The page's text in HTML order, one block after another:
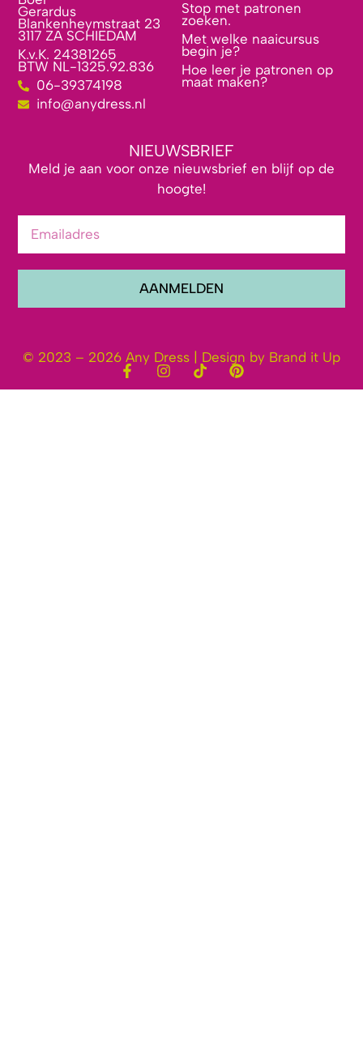
Gerardus
Blankenheymstraat 23
3117 ZA SCHIEDAM
K.v.K. 24381265
BTW NL-1325.92.836
06-39374198
info@anydress.nl
Stop met patronen
zoeken.
Met welke naaicursus
begin je?
Hoe leer je patronen op
maat maken?
NIEUWSBRIEF
Meld je aan voor onze nieuwsbrief en blijf op de
hoogte!
AANMELDEN
© 2023 – 2026 Any Dress | Design by Brand it Up